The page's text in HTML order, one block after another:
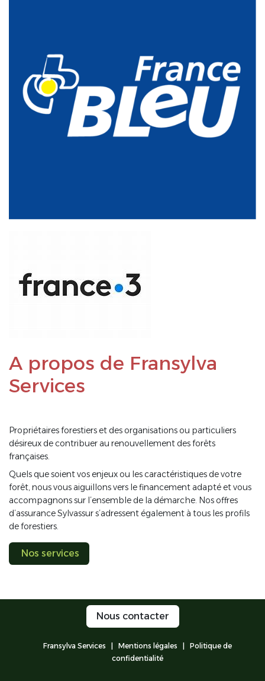
A propos de Fransylva
Services
Propriétaires forestiers et des organisations ou particuliers
désireux de contribuer au renouvellement des forêts
françaises.
Quels que soient vos enjeux ou les caractéristiques de votre
forêt, nous vous aiguillons vers le financement adapté et vous
accompagnons sur l’ensemble de la démarche. Nos offres
d’assurance Sylvassur s’adressent également à tous les profils
de forestiers.
Nos services
Nous contacter
Fransylva Services |Mentions légales | Politique de
confidentialité